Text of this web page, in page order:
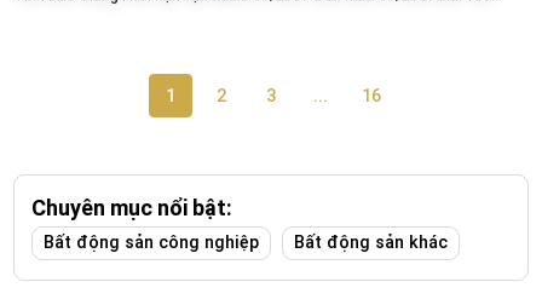
1 2 3 ... 16
Chuyên mục nổi bật:
Bất động sản công nghiệp Bất động sản khác